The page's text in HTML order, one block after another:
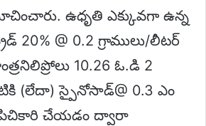
ఉధృతి ఎక్కువగా ఉన్న
@ 0.2 గ్రాములు/లీటర్
10.26 ఓ.డి 2
(లేదా) స్పైనోసాడ్@ 0.3 ఎం
పిచికారి చేయడం ద్వారా